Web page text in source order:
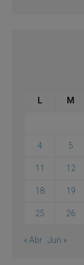
L M
4 5
11 12
18 19
25 26
« Abr Jun »